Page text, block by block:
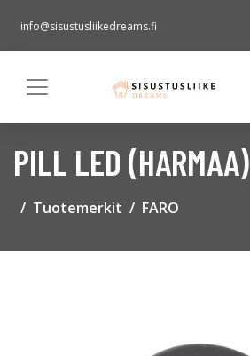
info@sisustusliikedreams.fi
PILL LED (HARMAA)
Tuotemerkit FARO